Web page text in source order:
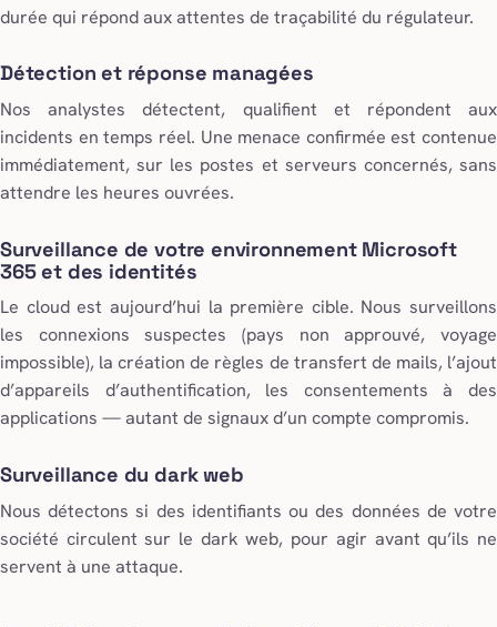
durée qui répond aux attentes de traçabilité du régulateur.
Détection et réponse managées
Nos analystes détectent, qualifient et répondent aux
incidents en temps réel. Une menace confirmée est contenue
immédiatement, sur les postes et serveurs concernés, sans
attendre les heures ouvrées.
Surveillance de votre environnement Microsoft
365 et des identités
Le cloud est aujourd’hui la première cible. Nous surveillons
les connexions suspectes (pays non approuvé, voyage
impossible), la création de règles de transfert de mails, l’ajout
d’appareils d’authentification, les consentements à des
applications — autant de signaux d’un compte compromis.
Surveillance du dark web
Nous détectons si des identifiants ou des données de votre
société circulent sur le dark web, pour agir avant qu’ils ne
servent à une attaque.